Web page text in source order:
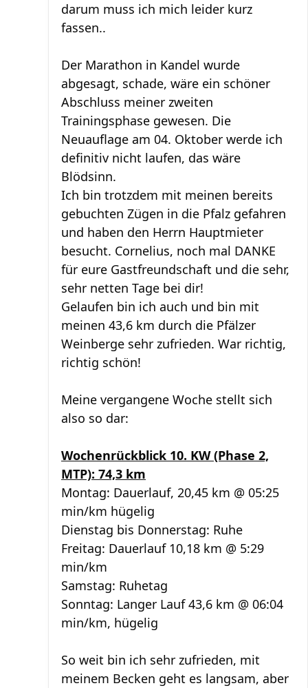
darum muss ich mich leider kurz
fassen..
Der Marathon in Kandel wurde
abgesagt, schade, wäre ein schöner
Abschluss meiner zweiten
Trainingsphase gewesen. Die
Neuauflage am 04. Oktober werde ich
definitiv nicht laufen, das wäre
Blödsinn.
Ich bin trotzdem mit meinen bereits
gebuchten Zügen in die Pfalz gefahren
und haben den Herrn Hauptmieter
besucht. Cornelius, noch mal DANKE
für eure Gastfreundschaft und die sehr,
sehr netten Tage bei dir!
Gelaufen bin ich auch und bin mit
meinen 43,6 km durch die Pfälzer
Weinberge sehr zufrieden. War richtig,
richtig schön!
Meine vergangene Woche stellt sich
also so dar:
Wochenrückblick 10. KW (Phase 2,
MTP): 74,3 km
Montag: Dauerlauf, 20,45 km @ 05:25
min/km hügelig
Dienstag bis Donnerstag: Ruhe
Freitag: Dauerlauf 10,18 km @ 5:29
min/km
Samstag: Ruhetag
Sonntag: Langer Lauf 43,6 km @ 06:04
min/km, hügelig
So weit bin ich sehr zufrieden, mit
meinem Becken geht es langsam, aber